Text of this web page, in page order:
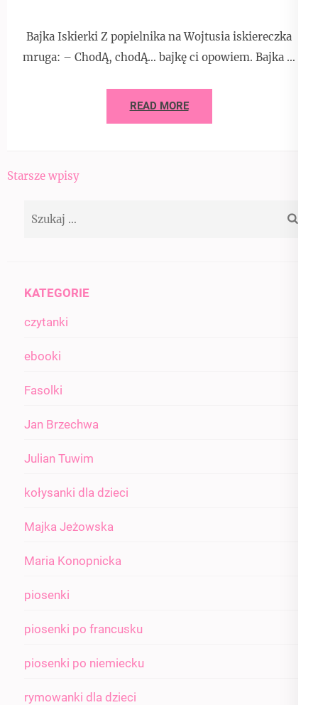
Bajka Iskierki Z popielnika na Wojtusia iskiereczka
mruga: – ChodĄ, chodĄ… bajkę ci opowiem. Bajka …
READ MORE
Nawigacja
wpisach
Starsze wpisy
KATEGORIE
czytanki
ebooki
Fasolki
Jan Brzechwa
Julian Tuwim
kołysanki dla dzieci
Majka Jeżowska
Maria Konopnicka
piosenki
piosenki po francusku
piosenki po niemiecku
rymowanki dla dzieci